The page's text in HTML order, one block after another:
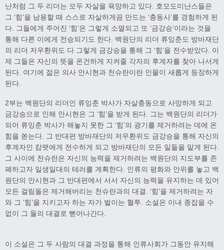
난처럼 그 두 리더는 모두 자살을 욕망하고 있다. 호모도미난스들은
그 ‘힘’을 남용할 때 스스로 자살하게끔 만드는 ‘충동사’를 경험하게 된
다. 그들에게 주어진 ‘힘’은 그렇게 소멸되고 또 ‘금강승’이라는 것을
통해 다른 이에게 전승되기도 한다. 백원단의 리더 류잉춘도 방바재단
의 리더 저우환위도 다 그렇게 금강승을 통해 그 ‘힘’을 전수받았다. 이
제 그들은 자신의 뜻을 온건하게 지켜줄 각자의 후계자를 찾아 나서게
된다. 여기에 젊은 의사 안시현과 천슈란이란 인물이 새롭게 등장하게
된다.
2부는 백원단의 리더인 류잉춘 박사가 자살충동으로 사망하게 되고
금강승으로 인해 안시현은 그 ‘힘’을 받게 된다. 그는 백원단의 리더가
되어 류잉춘 박사가 해놓지 못한 그 ‘힘’의 광기를 제거하려는 데에 온
힘을 쏟는다. 그 반대편 방바재단의 저우환위도 금강승을 통해 자신의
후계자인 캄팻에게 전수하게 되고 방바재단의 모든 일들을 맡게 된다.
그 사이에 천슈란은 자신의 능력을 제거하려는 백원단의 지도부를 존
폐하고자 일생일대의 테러를 계획한다. 인류의 평화와 안위를 놓고 백
원단의 안시현과 그 반대편에서 서서 자신의 능력을 유지하는 데 있어
모든 걸림돌은 제거해버리는 천슈란과의 대결. ‘힘’을 제거하려는 자
와 그 ‘힘’을 지키고자 하는 자가 벌이는 혈투. 소설은 이내 종잡을 수
없이 그 둘의 대결로 뻗어나간다.
이 소설은 그 두 사람의 대결 과정을 통해 인류사회가 그동안 유지해